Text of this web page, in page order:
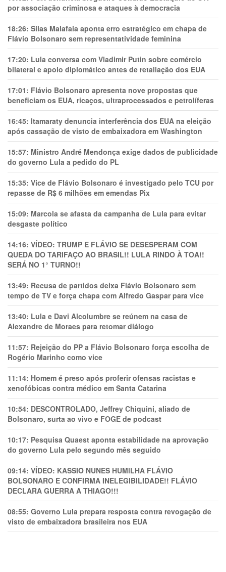
por associação criminosa e ataques à democracia
18:26: Silas Malafaia aponta erro estratégico em chapa de
Flávio Bolsonaro sem representatividade feminina
17:20: Lula conversa com Vladimir Putin sobre comércio
bilateral e apoio diplomático antes de retaliação dos EUA
17:01: Flávio Bolsonaro apresenta nove propostas que
beneficiam os EUA, ricaços, ultraprocessados e petrolíferas
16:45: Itamaraty denuncia interferência dos EUA na eleição
após cassação de visto de embaixadora em Washington
15:57: Ministro André Mendonça exige dados de publicidade
do governo Lula a pedido do PL
15:35: Vice de Flávio Bolsonaro é investigado pelo TCU por
repasse de R$ 6 milhões em emendas Pix
15:09: Marcola se afasta da campanha de Lula para evitar
desgaste político
14:16: VÍDEO: TRUMP E FLÁVIO SE DESESPERAM COM
QUEDA DO TARIFAÇO AO BRASIL!! LULA RINDO À TOA!!
SERÁ NO 1° TURNO!!
13:49: Recusa de partidos deixa Flávio Bolsonaro sem
tempo de TV e força chapa com Alfredo Gaspar para vice
13:40: Lula e Davi Alcolumbre se reúnem na casa de
Alexandre de Moraes para retomar diálogo
11:57: Rejeição do PP a Flávio Bolsonaro força escolha de
Rogério Marinho como vice
11:14: Homem é preso após proferir ofensas racistas e
xenofóbicas contra médico em Santa Catarina
10:54: DESCONTROLADO, Jeffrey Chiquini, aliado de
Bolsonaro, surta ao vivo e FOGE de podcast
10:17: Pesquisa Quaest aponta estabilidade na aprovação
do governo Lula pelo segundo mês seguido
09:14: VÍDEO: KASSIO NUNES HUMlLHA FLÁVIO
BOLSONARO E CONFIRMA INELEGIBILIDADE!! FLÁVIO
DECLARA GUERRA A THIAGO!!!
08:55: Governo Lula prepara resposta contra revogação de
visto de embaixadora brasileira nos EUA